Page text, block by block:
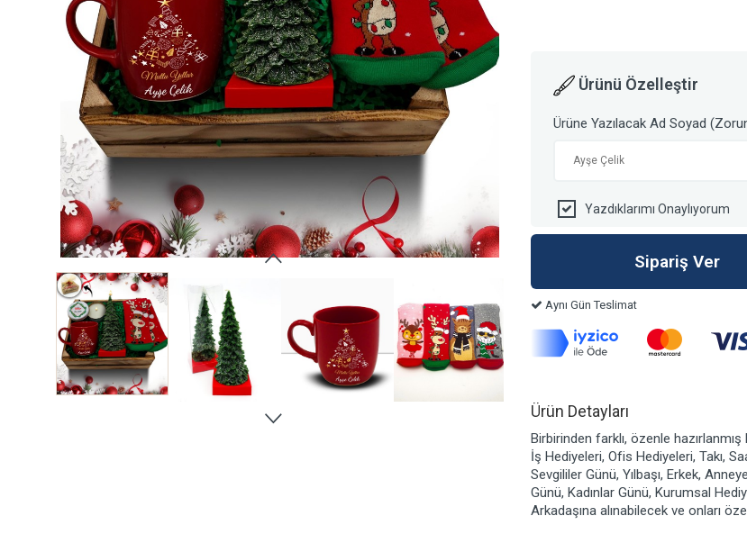
Ürünü Özelleştir
Ürüne Yazılacak Ad Soyad
Yazdıklarımı Onaylıyorum
Aynı Gün Teslimat
Ürün Detayları
Birbirinden farklı, özenle
İş Hediyeleri, Ofis Hediyeleri, Takı,
Sevgililer Günü, Yılbaşı, Erkek,
Günü, Kadınlar Günü, Kurumsal
Arkadaşına alınabilecek ve onları